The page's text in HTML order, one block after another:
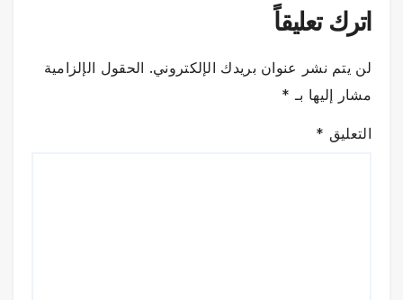
اترك تعليقاً
لن يتم نشر عنوان بريدك الإلكتروني. الحقول الإلزامية
مشار إليها بـ *
التعليق *